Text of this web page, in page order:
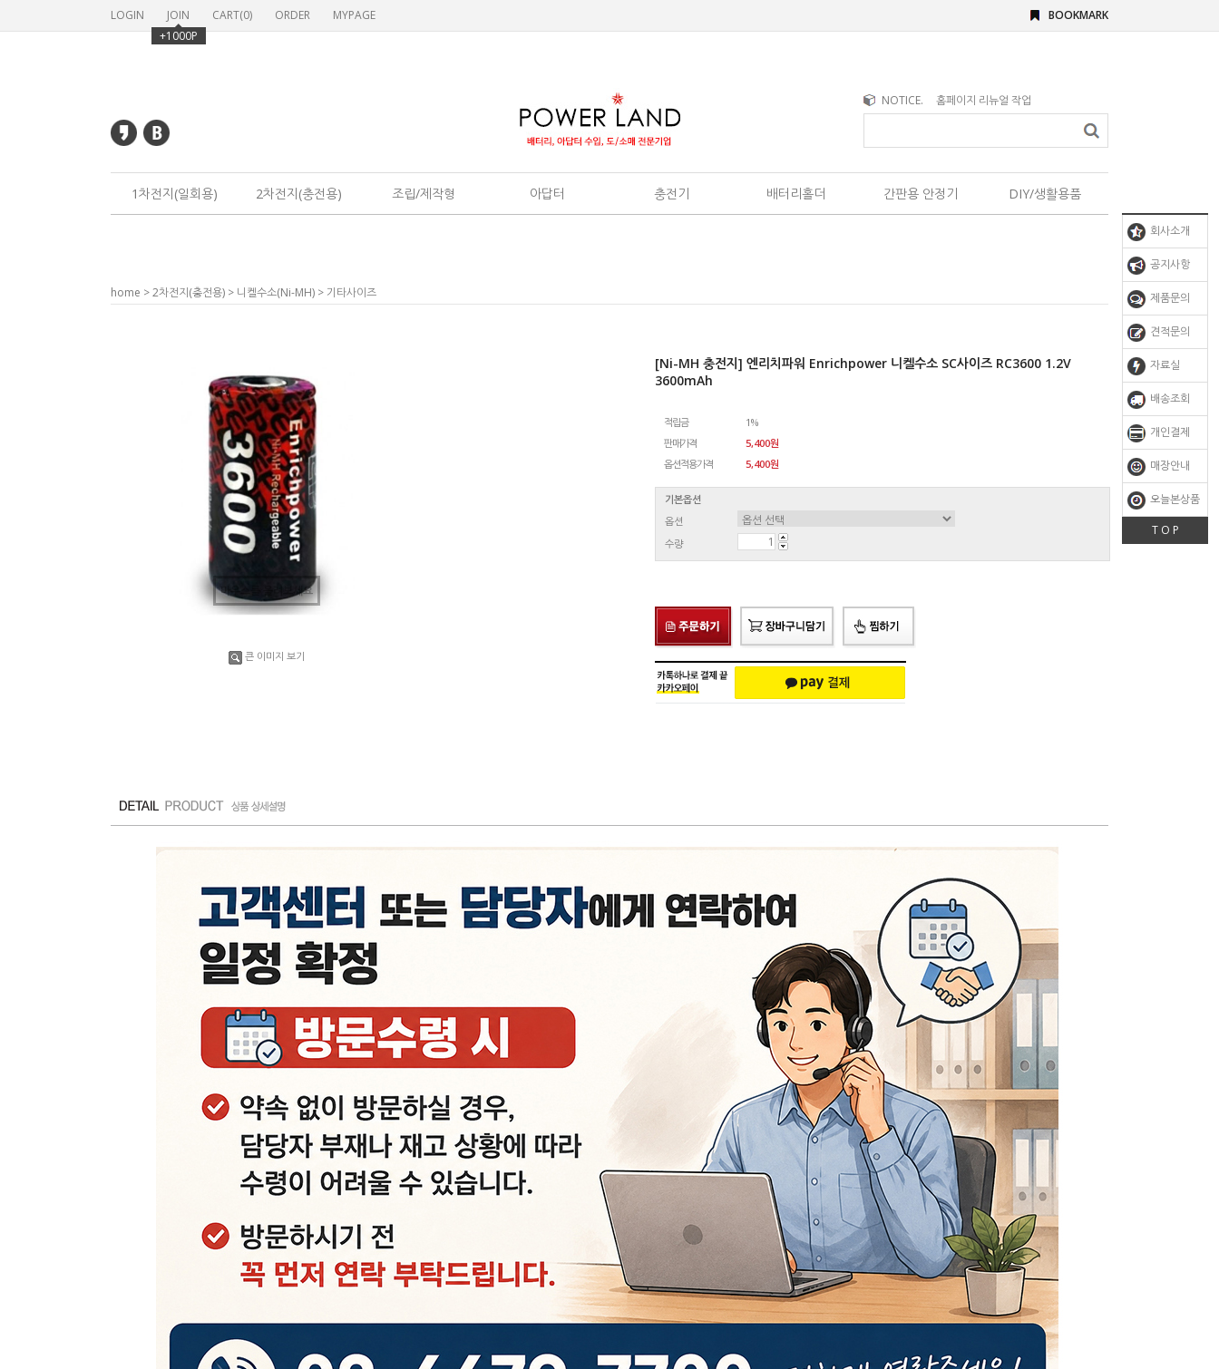
회사소개
공지사항
제품문의
견적문의
자료실
배송조회
개인결제
매장안내
오늘본상품
T O P
https://special417.makeshop.co.kr/makeshop/newmanager/neodesign_design_edit.html?dgnset_id=319&page_type=shopdetail&design_id=1#edit_css
LOGIN
JOIN
+1000P
CART(0) ORDER MYPAGE BOOKMARK
NOTICE. 홈페이지 리뉴얼 작업
1차전지(일회용) 2차전지(충전용) 조립/제작형 아답터 충전기 배터리홀더 간판용 안정기 DIY/생활용품
home >2차전지(충전용) > 니켈수소(Ni-MH) > 기타사이즈
마우스를 올려보세요
큰 이미지 보기
[Ni-MH 충전지] 엔리치파워 Enrichpower 니켈수소 SC사이즈 RC3600 1.2V
3600mAh
적립금
1%
판매가격
5,400원
옵션적용가격
5,400원
기본옵션
옵션
수량